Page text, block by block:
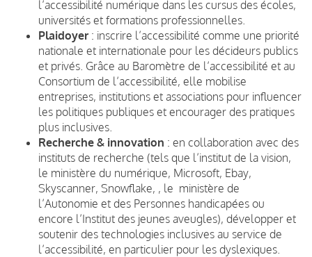
l’accessibilité numérique dans les cursus des écoles,
universités et formations professionnelles.
Plaidoyer : inscrire l’accessibilité comme une priorité
nationale et internationale pour les décideurs publics
et privés. Grâce au Baromètre de l’accessibilité et au
Consortium de l’accessibilité, elle mobilise
entreprises, institutions et associations pour influencer
les politiques publiques et encourager des pratiques
plus inclusives.
Recherche & innovation : en collaboration avec des
instituts de recherche (tels que l’institut de la vision,
le ministère du numérique, Microsoft, Ebay,
Skyscanner, Snowflake, , le ministère de
l’Autonomie et des Personnes handicapées ou
encore l’Institut des jeunes aveugles), développer et
soutenir des technologies inclusives au service de
l’accessibilité, en particulier pour les dyslexiques.